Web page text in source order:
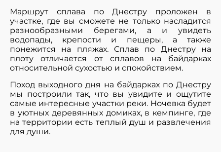
Маршрут сплава по Днестру проложен в
участке, где вы сможете не только насладится
разнообразными берегами, а и увидеть
водопады, крепости и пещеры, а также
понежится на пляжах. Сплав по Днестру на
плоту отличается от сплавов на байдарках
относительной сухостью и спокойствием.
Поход выходного дня на байдарках по Днестру
мы построили так, что вы увидите и ощутите
самые интересные участки реки. Ночевка будет
в уютных деревянных домиках, в кемпинге, где
на территории есть теплый душ и развлечения
для души.